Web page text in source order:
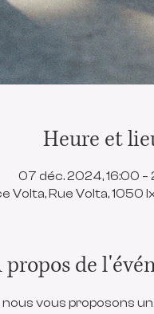
Heure et
07 déc. 2024, 16:00 –
Volta, Rue Volta, 1050
propos de
vous proposons